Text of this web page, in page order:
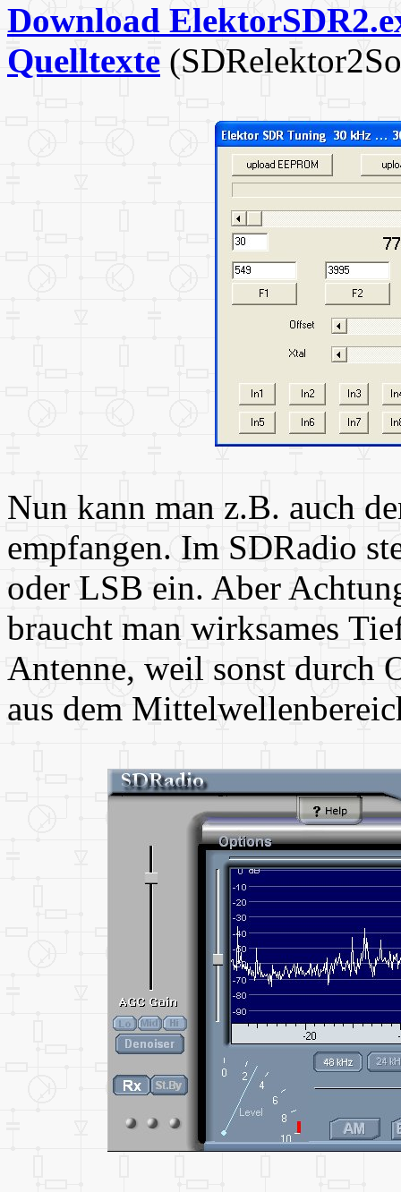
Download
Quelltexte
Nun kann man z.B. auch
empfangen. Im SDRadio
oder LSB ein. Aber
braucht man wirksames
Antenne, weil sonst durch
aus dem